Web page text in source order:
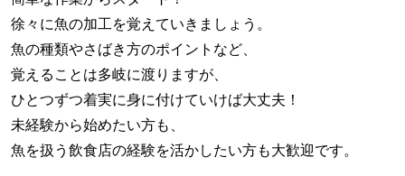
徐々に魚の加工を覚えていきましょう。
魚の種類やさばき方のポイントなど、
覚えることは多岐に渡りますが、
ひとつずつ着実に身に付けていけば大丈夫！
未経験から始めたい方も、
魚を扱う飲食店の経験を活かしたい方も大歓迎です。